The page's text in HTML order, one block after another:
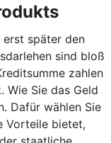
später den
sind bloß
zahlen
Wie Sie das Geld
Dafür wählen Sie
Vorteile bietet,